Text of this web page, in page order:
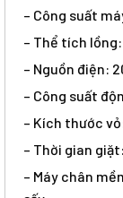
– Công suất
– Thể tích lồng:
– Nguồn điện:
– Công suất
– Kích thước
– Thời gian
– Máy chân